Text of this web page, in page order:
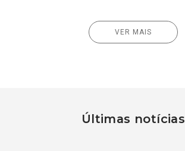
VER MAIS
Últimas notícias